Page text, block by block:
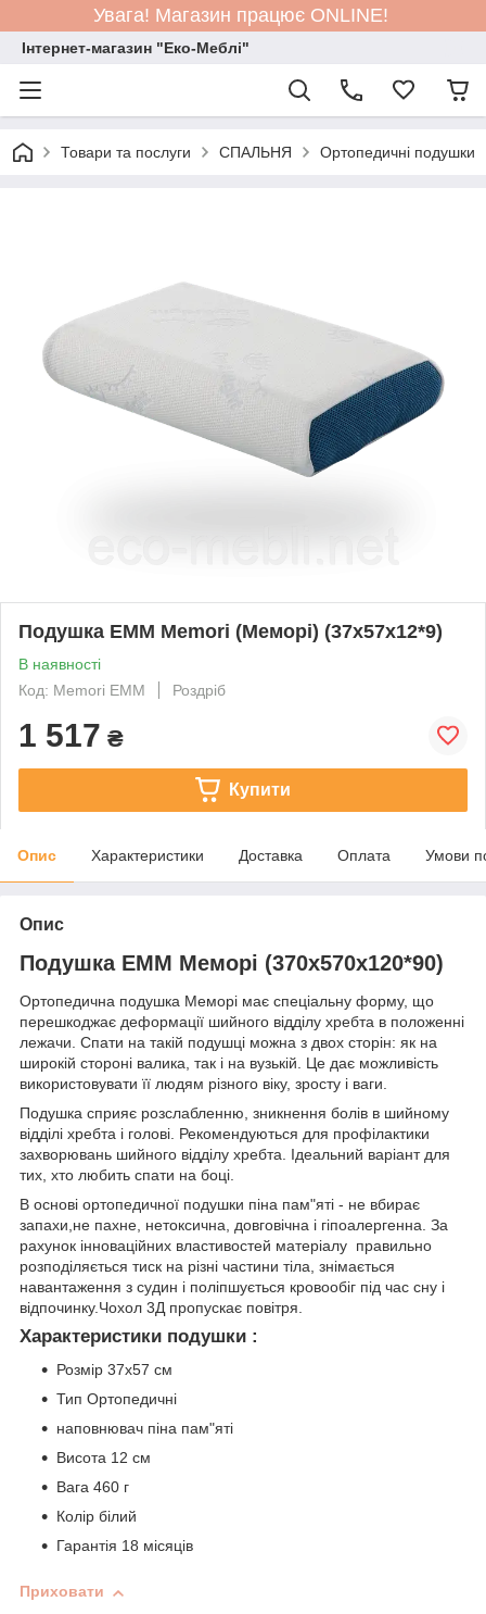
Увага! Магазин працює ONLINE!
Інтернет-магазин "Еко-Меблі"
Товари та послуги СПАЛЬНЯ Ортопедичні подушки
Подушка EMM Memori (Меморі) (37x57х12*9)
В наявності
Код: Memori EMM
Роздріб
1 517 ₴
Купити
Опис Характеристики Доставка Оплата Умови
Опис
Подушка EMM Меморі (370x570х120*90)
Ортопедична подушка Меморі має спеціальну форму, що
перешкоджає деформації шийного відділу хребта в положенні
лежачи. Спати на такій подушці можна з двох сторін: як на
широкій стороні валика, так і на вузькій. Це дає можливість
використовувати її людям різного віку, зросту і ваги.
Подушка сприяє розслабленню, зникнення болів в шийному
відділі хребта і голові. Рекомендуються для профілактики
захворювань шийного відділу хребта. Ідеальний варіант для
тих, хто любить спати на боці.
В основі ортопедичної подушки піна пам"яті - не вбирає
запахи,не пахне, нетоксична, довговічна і гіпоалергенна. За
рахунок інноваційних властивостей матеріалу правильно
розподіляється тиск на різні частини тіла, знімається
навантаження з судин і поліпшується кровообіг під час сну і
відпочинку.Чохол 3Д пропускає повітря.
Характеристики подушки :
Розмір 37x57 см
Тип Ортопедичні
наповнювач піна пам"яті
Висота 12 см
Вага 460 г
Колір білий
Гарантія 18 місяців
Приховати